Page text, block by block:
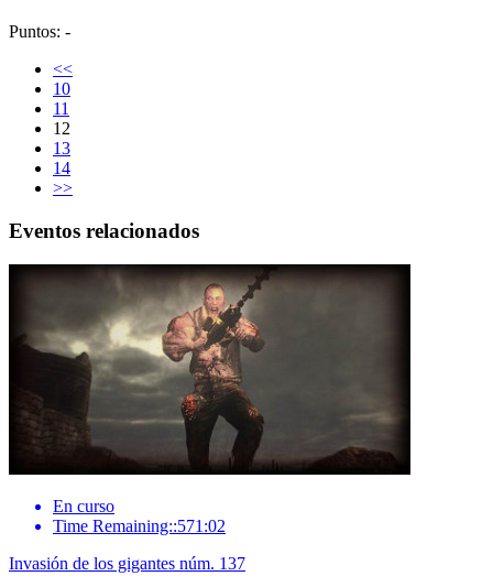
Puntos: -
<<
10
11
12
13
14
>>
Eventos relacionados
En curso
Time Remaining::571:02
Invasión de los gigantes núm. 137